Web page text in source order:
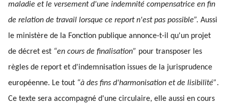
maladie et le versement d'une indemnité compensatrice en fin
de relation de travail lorsque ce report n'est pas possible”. Aussi
le ministère de la Fonction publique annonce-t-il qu'un projet
de décret est “en cours de finalisation” pour transposer les
règles de report et d'indemnisation issues de la jurisprudence
européenne. Le tout “à des fins d'harmonisation et de lisibilité”.
Ce texte sera accompagné d'une circulaire, elle aussi en cours